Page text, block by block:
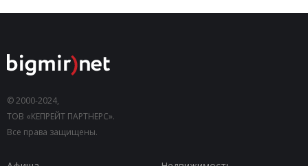
© 2000-2024,
ТОВ «КЕПРЕЙТ ПАРТНЕРС».
Все права защищены.